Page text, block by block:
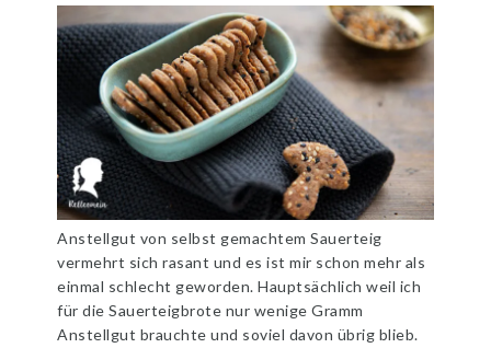
Anstellgut von selbst gemachtem Sauerteig
vermehrt sich rasant und es ist mir schon mehr als
einmal schlecht geworden. Hauptsächlich weil ich
für die Sauerteigbrote nur wenige Gramm
Anstellgut brauchte und soviel davon übrig blieb.